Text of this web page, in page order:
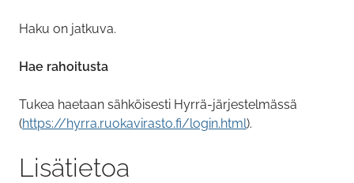
Haku on jatkuva.
Hae rahoitusta
Tukea haetaan sähköisesti Hyrrä-järjestelmässä
(https://hyrra.ruokavirasto.fi/login.html).
Lisätietoa